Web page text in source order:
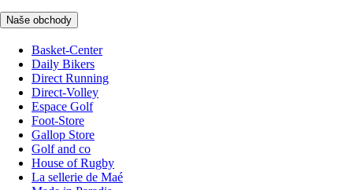
Naše obchody
Basket-Center
Daily Bikers
Direct Running
Direct-Volley
Espace Golf
Foot-Store
Gallop Store
Golf and co
House of Rugby
La sellerie de Maé